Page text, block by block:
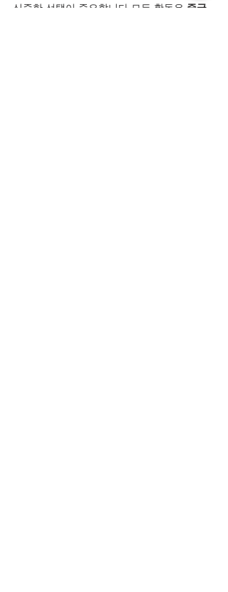
신중한 선택이 중요합니다.모든 활동은 중국